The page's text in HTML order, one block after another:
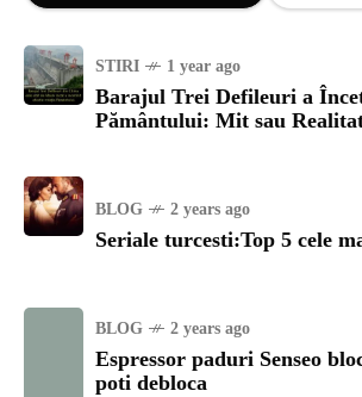
STIRI 1 year ago
Barajul Trei Defileuri a
Pământului: Mit sau
BLOG 2 years ago
Seriale turcesti:Top 5 cele
BLOG 2 years ago
Espressor paduri Senseo
poti debloca